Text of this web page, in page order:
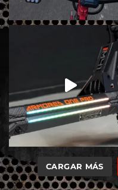
CARGAR MÁS